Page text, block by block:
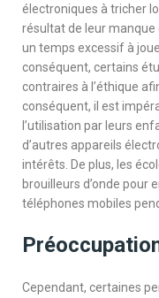
électroniques à tricher
résultat de leur manque
un temps excessif à
conséquent, certains
contraires à l’éthique
conséquent, il est
l’utilisation par leurs
d’autres appareils
intérêts. De plus, les
brouilleurs d’onde pour
téléphones mobiles
Cependant, certaines